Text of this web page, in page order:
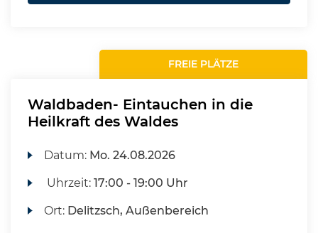
FREIE PLÄTZE
Waldbaden- Eintauchen in die
Heilkraft des Waldes
Datum: Mo. 24.08.2026
Uhrzeit:17:00 - 19:00 Uhr
Ort: Delitzsch, Außenbereich